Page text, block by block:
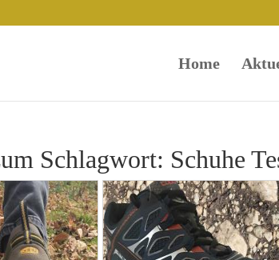
Home
Schlagwort: Schuhe